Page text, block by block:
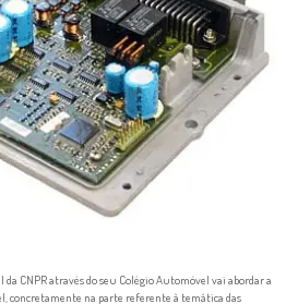
da CNPR através do seu Colégio Automóvel vai abordar a
concretamente na parte referente à temática das